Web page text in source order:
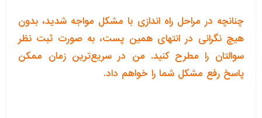
چنانچه در مراحل راه اندازی با مشکل مواجه شدید، بدون
هیچ نگرانی در انتهای همین پست، به صورت ثبت نظر
سوالتان را مطرح کنید. من در سریع‌ترین زمان ممکن
پاسخ رفع مشکل شما را خواهم داد.